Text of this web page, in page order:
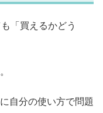
「買えるかどう
自分の使い方で問題